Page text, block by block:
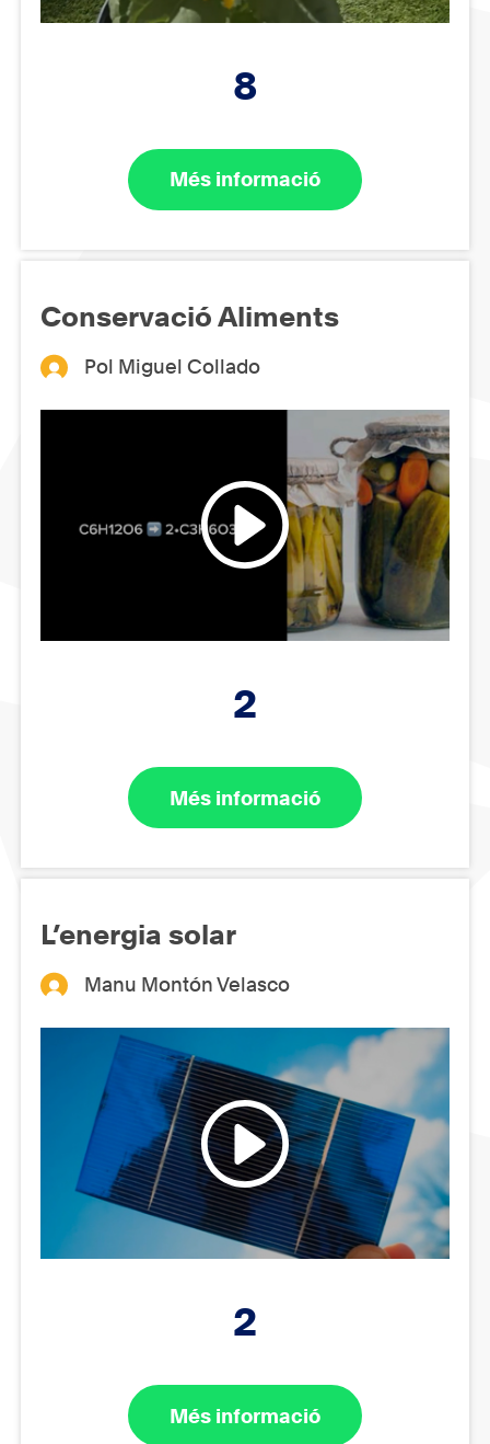
8
Més informació
Conservació Aliments
Pol Miguel Collado
2
Més informació
L’energia solar
Manu Montón Velasco
2
Més informació